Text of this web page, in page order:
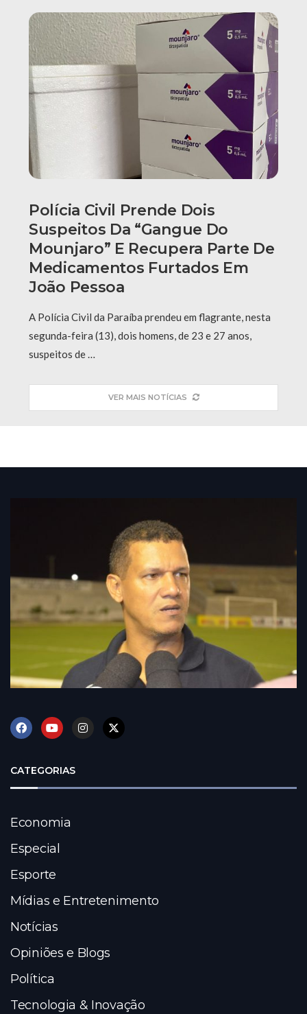
Polícia Civil Prende Dois
Suspeitos Da “Gangue Do
Mounjaro” E Recupera Parte De
Medicamentos Furtados Em
João Pessoa
A Polícia Civil da Paraíba prendeu em flagrante, nesta
segunda-feira (13), dois homens, de 23 e 27 anos,
suspeitos de …
VER MAIS NOTÍCIAS
CATEGORIAS
Economia
Especial
Esporte
Mídias e Entretenimento
Notícias
Opiniões e Blogs
Política
Tecnologia & Inovação